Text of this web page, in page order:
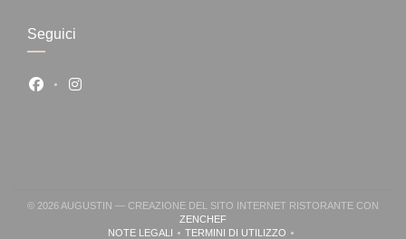
Seguici
Facebook ((apre una nuova finestra))
Instagram ((apre una nuova finestra))
© 2026 AUGUSTIN — CREAZIONE DEL SITO INTERNET RISTORANTE CON
ZENCHEF((APRE UNA NUOVA FINESTRA))
NOTE LEGALI
TERMINI DI UTILIZZO